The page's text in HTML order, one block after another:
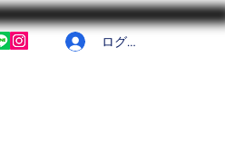
ログイン